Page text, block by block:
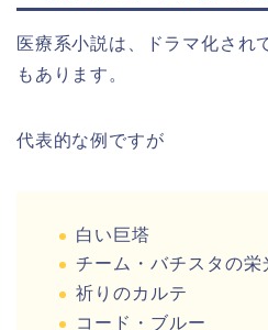
医療系小説は、ドラマ化され
もあります。
代表的な例ですが
白い巨塔
チーム・バチスタの栄
祈りのカルテ
コード・ブルー